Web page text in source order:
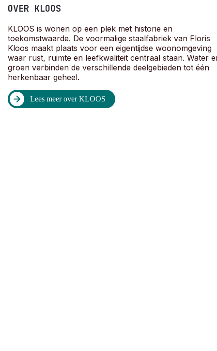
OVER KLOOS
KLOOS is wonen op een plek met historie en
toekomstwaarde. De voormalige staalfabriek van Floris
Kloos maakt plaats voor een eigentijdse woonomgeving
waar rust, ruimte en leefkwaliteit centraal staan. Water
groen verbinden de verschillende deelgebieden tot één
herkenbaar geheel.
Lees meer over KLOOS